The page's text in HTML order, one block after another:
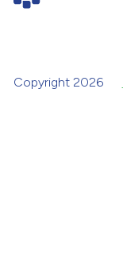
Copyright 2026